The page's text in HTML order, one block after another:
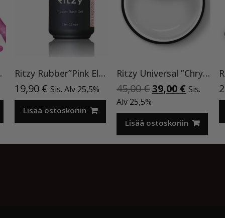
Eye Ritzy Rubber”Pink Elegance”08, pohjageeli , 15 ml TPO vapaa
19,90 € Sis. Alv 25,5%
Lisää ostoskoriin
Ritzy Universal ”Chrystal clear” 50 ml TPO vapaa
45,00€Alkuperäinen
oli:
45,00 €.
39,00 €
on:
39,00 €.
Sis.
Alv 25,5%
Lisää ostoskoriin